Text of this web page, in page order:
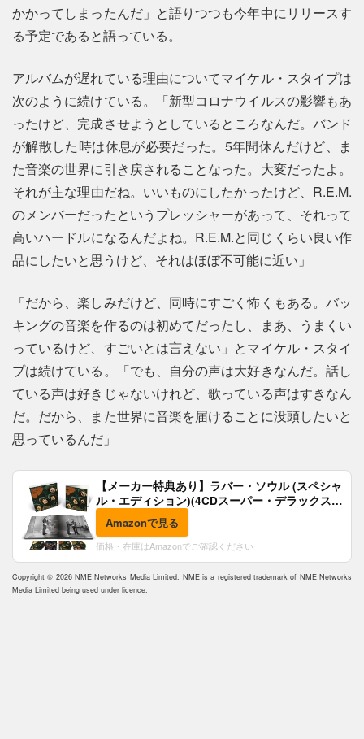
かかってしまったんだ」と語りつつも今年中にリリースす
る予定であると語っている。
アルバムが遅れている理由についてマイケル・スタイプは
次のように続けている。「新型コロナウイルスの影響もあ
ったけど、完成させようとしているところなんだ。バンド
が解散した時は休息が必要だった。5年間休んだけど、ま
た音楽の世界に引き戻されることなった。大変だったよ。
それが主な理由だね。いいものにしたかったけど、R.E.M.
のメンバーだったというプレッシャーがあって、それって
高いハードルになるんだよね。R.E.M.と同じくらい良い作
品にしたいと思うけど、それはほぼ不可能に近い」
「だから、楽しみだけど、同時にすごく怖くもある。バッ
キングの音楽を作るのは初めてだったし、まあ、うまくい
っているけど、すごいとは言えない」とマイケル・スタイ
プは続けている。「でも、自分の声は大好きなんだ。話し
ている声は好きじゃないけれど、歌っている声はすきなん
だ。だから、また世界に音楽を届けることに没頭したいと
思っているんだ」
【メーカー特典あり】ラバー・ソウル (スペシャ
ル・エディション)(4CDスーパー・デラックス)
(完全生産限定盤)(SHM-CD)(特典:B2ポスター付)
Amazonで見る
価格・在庫はAmazonでご確認ください
Copyright © 2026 NME Networks Media Limited. NME is a registered trademark of NME Networks
Media Limited being used under licence.